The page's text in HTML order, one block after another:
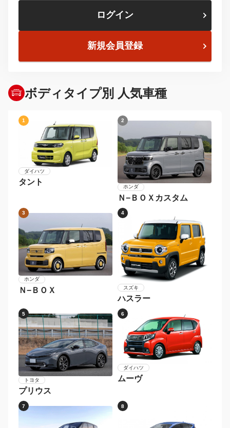
ログイン
新規会員登録
ボディタイプ別 人気車種
1
ダイハツ
タント
2
ホンダ
Ｎ−ＢＯＸカスタム
3
ホンダ
Ｎ−ＢＯＸ
4
スズキ
ハスラー
5
トヨタ
プリウス
6
ダイハツ
ムーヴ
7 8